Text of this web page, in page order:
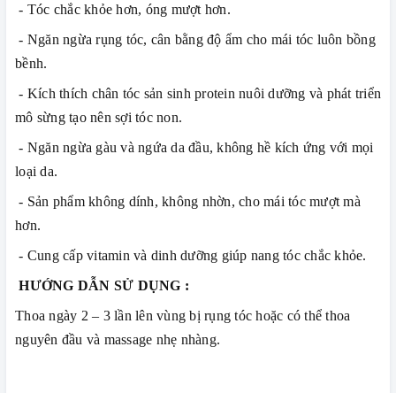
- Tóc chắc khỏe hơn, óng mượt hơn.
- Ngăn ngừa rụng tóc, cân bằng độ ẩm cho mái tóc luôn bồng
bềnh.
- Kích thích chân tóc sản sinh protein nuôi dưỡng và phát triển
mô sừng tạo nên sợi tóc non.
- Ngăn ngừa gàu và ngứa da đầu, không hề kích ứng với mọi
loại da.
- Sản phẩm không dính, không nhờn, cho mái tóc mượt mà
hơn.
- Cung cấp vitamin và dinh dưỡng giúp nang tóc chắc khỏe.
HƯỚNG DẪN SỬ DỤNG :
Thoa ngày 2 – 3 lần lên vùng bị rụng tóc hoặc có thể thoa
nguyên đầu và massage nhẹ nhàng.